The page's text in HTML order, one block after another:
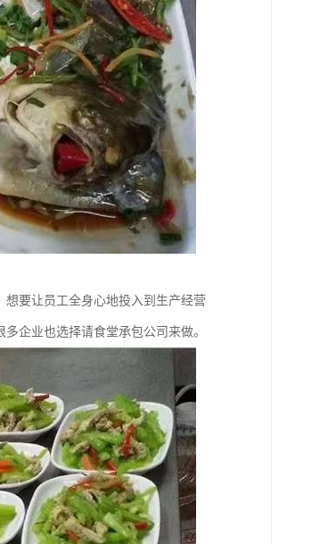
要让员工全身心地投入到生产经营
企业也选择请食堂承包公司来做。